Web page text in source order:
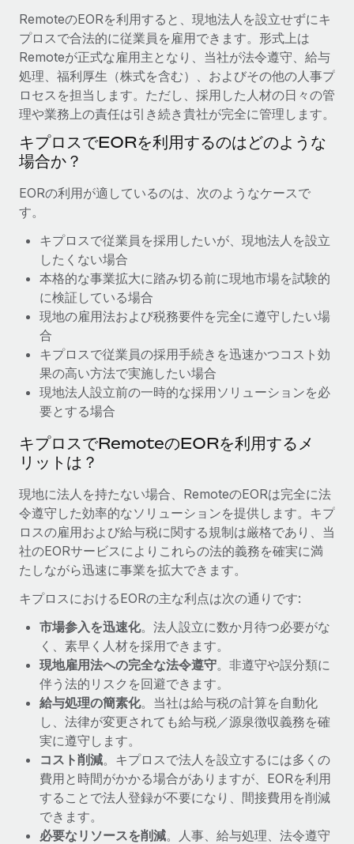
コンプライアンスリスクを先回りして対応
デバイス管理
ITデバイスを世界規模で提供・管理
法人設立
法令順守した法人をスピーディに設立
移住・転勤
従業員の異動をスムーズに
福利厚生
従業員の福利厚生を簡単に管理
ブログ
グローバル給与処理
EORおよびPEO
契約社員管理
税務
ブログ
Remoteの製品アップデート：GustoとXeroの統合お
よびContractor Management Plus（契約社員管理
プラス）
Remoteの使命は、世界のどこにいても、あらゆる規模の企業が
業務に最適な人材を採用し、管理し、給与を支給できるようにす
ることです。この数週間で、新しい統合、機能、改良点をリリー
スしました。...
詳細を見る
給与詐欺：種類、事例、ビジネスを守る方法
給与, 賃金は詐欺の特に魅力的な標的です。多額の資金がシステ
ム間で頻繁に移動しているためです。このため、自社のビジネス
を保護することは極めて重要です。...
詳細を見る
RemoteのEORを利用すると、現地法人を設立せずにキ
プロスで合法的に従業員を雇用できます。形式上は
Remoteが正式な雇用主となり、当社が法令遵守、給与
処理、福利厚生（株式を含む）、およびその他の人事プ
ロセスを担当します。ただし、採用した人材の日々の管
理や業務上の責任は引き続き貴社が完全に管理します。
キプロスでEORを利用するのはどのような
場合か？
EORの利用が適しているのは、次のようなケースで
す。
キプロスで従業員を採用したいが、現地法人を設立
したくない場合
本格的な事業拡大に踏み切る前に現地市場を試験的
に検証している場合
現地の雇用法および税務要件を完全に遵守したい場
合
キプロスで従業員の採用手続きを迅速かつコスト効
果の高い方法で実施したい場合
現地法人設立前の一時的な採用ソリューションを必
要とする場合
キプロスでRemoteのEORを利用するメ
リットは？
現地に法人を持たない場合、RemoteのEORは完全に法
令遵守した効率的なソリューションを提供します。キプ
ロスの雇用および給与税に関する規制は厳格であり、当
社のEORサービスによりこれらの法的義務を確実に満
たしながら迅速に事業を拡大できます。
キプロスにおけるEORの主な利点は次の通りです:
市場参入を迅速化。法人設立に数か月待つ必要がな
く、素早く人材を採用できます。
現地雇用法への完全な法令遵守。非遵守や誤分類に
伴う法的リスクを回避できます。
給与処理の簡素化。当社は給与税の計算を自動化
し、法律が変更されても給与税／源泉徴収義務を確
実に遵守します。
コスト削減。キプロスで法人を設立するには多くの
費用と時間がかかる場合がありますが、EORを利用
することで法人登録が不要になり、間接費用を削減
できます。
必要なリソースを削減。人事、給与処理、法令遵守